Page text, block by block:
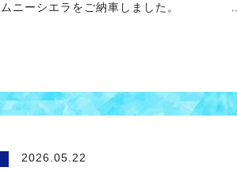
ニーシエラをご納車しました。 …
2026.05.22